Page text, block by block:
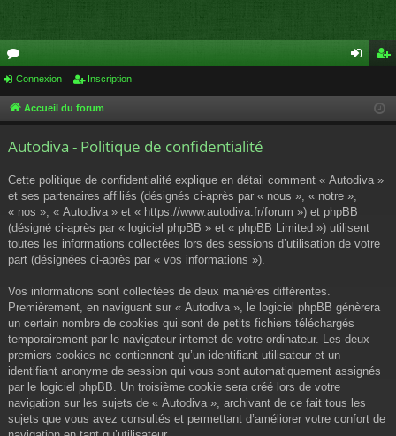
or
u cri
Connexion Inscription
Accueil du forum
Autodiva - Politique de confidentialité
Cette politique de confidentialité explique en détail comment « Autodiva »
et ses partenaires affiliés (désignés ci-après par « nous », « notre »,
« nos », « Autodiva » et « https://www.autodiva.fr/forum ») et phpBB
(désigné ci-après par « logiciel phpBB » et « phpBB Limited ») utilisent
toutes les informations collectées lors des sessions d’utilisation de votre
part (désignées ci-après par « vos informations »).
Vos informations sont collectées de deux manières différentes.
Premièrement, en naviguant sur « Autodiva », le logiciel phpBB génèrera
un certain nombre de cookies qui sont de petits fichiers téléchargés
temporairement par le navigateur internet de votre ordinateur. Les deux
premiers cookies ne contiennent qu’un identifiant utilisateur et un
identifiant anonyme de session qui vous sont automatiquement assignés
par le logiciel phpBB. Un troisième cookie sera créé lors de votre
navigation sur les sujets de « Autodiva », archivant de ce fait tous les
sujets que vous avez consultés et permettant d’améliorer votre confort de